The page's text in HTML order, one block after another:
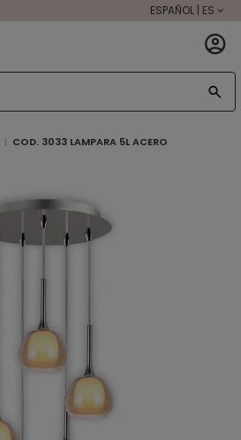
ESPAÑOL | ES
COD. 3033 LAMPARA 5L ACERO